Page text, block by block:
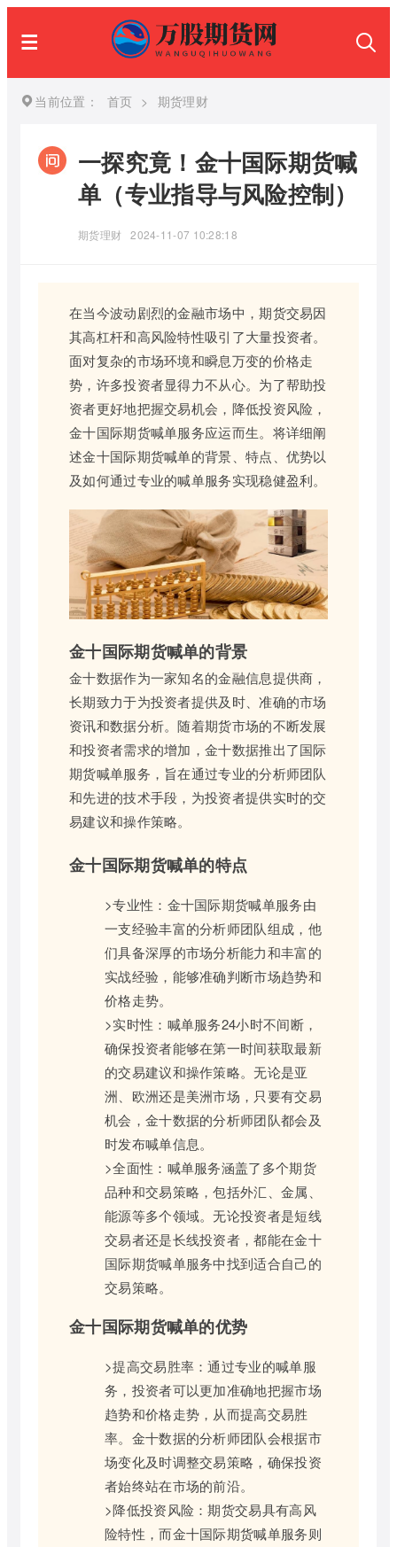
当前位置： 首页 > 期货理财
一探究竟！金十国际期货喊
单（专业指导与风险控制）
期货理财 2024-11-07 10:28:18
在当今波动剧烈的金融市场中，期货交易因
其高杠杆和高风险特性吸引了大量投资者。
面对复杂的市场环境和瞬息万变的价格走
势，许多投资者显得力不从心。为了帮助投
资者更好地把握交易机会，降低投资风险，
金十国际期货喊单服务应运而生。将详细阐
述金十国际期货喊单的背景、特点、优势以
及如何通过专业的喊单服务实现稳健盈利。
金十国际期货喊单的背景
金十数据作为一家知名的金融信息提供商，
长期致力于为投资者提供及时、准确的市场
资讯和数据分析。随着期货市场的不断发展
和投资者需求的增加，金十数据推出了国际
期货喊单服务，旨在通过专业的分析师团队
和先进的技术手段，为投资者提供实时的交
易建议和操作策略。
金十国际期货喊单的特点
>专业性：金十国际期货喊单服务由
一支经验丰富的分析师团队组成，他
们具备深厚的市场分析能力和丰富的
实战经验，能够准确判断市场趋势和
价格走势。
>实时性：喊单服务24小时不间断，
确保投资者能够在第一时间获取最新
的交易建议和操作策略。无论是亚
洲、欧洲还是美洲市场，只要有交易
机会，金十数据的分析师团队都会及
时发布喊单信息。
>全面性：喊单服务涵盖了多个期货
品种和交易策略，包括外汇、金属、
能源等多个领域。无论投资者是短线
交易者还是长线投资者，都能在金十
国际期货喊单服务中找到适合自己的
交易策略。
金十国际期货喊单的优势
>提高交易胜率：通过专业的喊单服
务，投资者可以更加准确地把握市场
趋势和价格走势，从而提高交易胜
率。金十数据的分析师团队会根据市
场变化及时调整交易策略，确保投资
者始终站在市场的前沿。
>降低投资风险：期货交易具有高风
险特性，而金十国际期货喊单服务则